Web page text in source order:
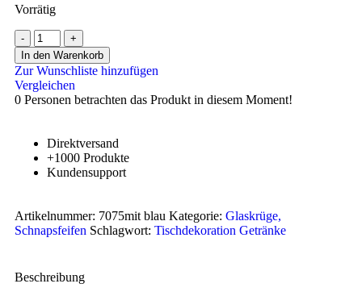
Vorrätig
In den Warenkorb
Zur Wunschliste hinzufügen
Vergleichen
0 Personen betrachten das Produkt in diesem Moment!
Direktversand
+1000 Produkte
Kundensupport
Artikelnummer: 7075mit blau Kategorie: Glaskrüge,
Schnapsfeifen Schlagwort: Tischdekoration Getränke
Beschreibung